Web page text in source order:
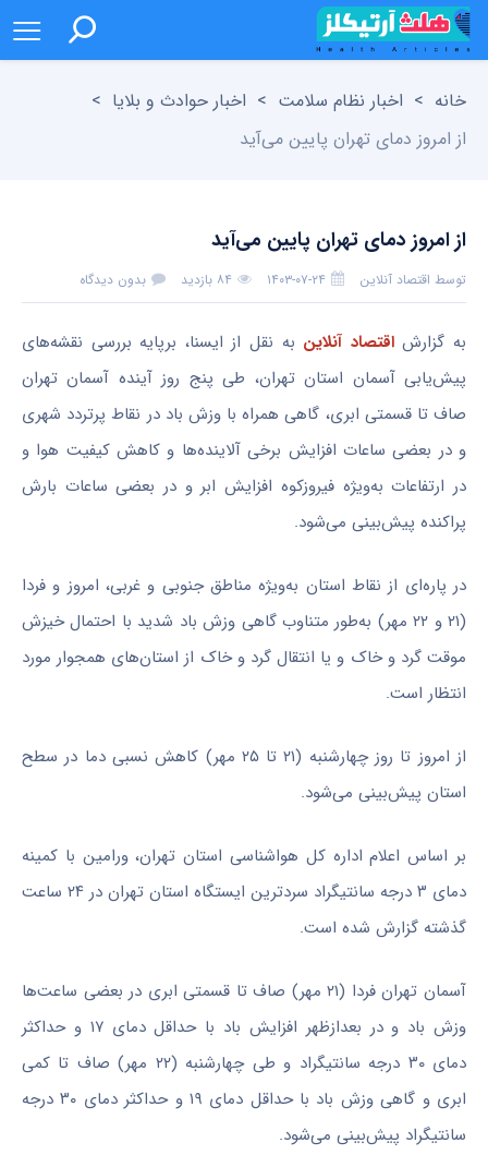
خانه > اخبار نظام سلامت > اخبار حوادث و بلایا >
از امروز دمای تهران پایین می‌آید
از امروز دمای تهران پایین می‌آید
توسط اقتصاد آنلاین ۱۴۰۳-۰۷-۲۴ ۸۴ بازدید بدون دیدگاه
به گزارشاقتصاد آنلاین به نقل از ایسنا، برپایه بررسی نقشه‌های
پیش‌یابی آسمان استان تهران، طی پنج روز آینده آسمان تهران
صاف تا قسمتی ابری، گاهی همراه با وزش باد در نقاط پرتردد شهری
و در بعضی ساعات افزایش برخی آلاینده‌ها و کاهش کیفیت هوا و
در ارتفاعات به‌ویژه فیروزکوه افزایش ابر و در بعضی ساعات بارش
پراکنده پیش‌بینی می‌شود.
در پاره‌ای از نقاط استان به‌ویژه مناطق جنوبی و غربی، امروز و فردا
(۲۱ و ۲۲ مهر) به‌طور متناوب گاهی وزش باد شدید با احتمال خیزش
موقت گرد و خاک و یا انتقال گرد و خاک از استان‌های همجوار مورد
انتظار است.
از امروز تا روز چهارشنبه (۲۱ تا ۲۵ مهر) کاهش نسبی دما در سطح
استان پیش‌بینی می‌شود.
بر اساس اعلام اداره کل هواشناسی استان تهران، ورامین با کمینه
دمای ۳ درجه سانتیگراد سردترین ایستگاه استان تهران در ۲۴ ساعت
گذشته گزارش شده است.
آسمان تهران فردا (۲۱ مهر) صاف تا قسمتی ابری در بعضی ساعت‌ها
وزش باد و در بعدازظهر افزایش باد با حداقل دمای ۱۷ و حداکثر
دمای ۳۰ درجه سانتیگراد و طی چهارشنبه (۲۲ مهر) صاف تا کمی
ابری و گاهی وزش باد با حداقل دمای ۱۹ و حداکثر دمای ۳۰ درجه
سانتیگراد پیش‌بینی می‌شود.